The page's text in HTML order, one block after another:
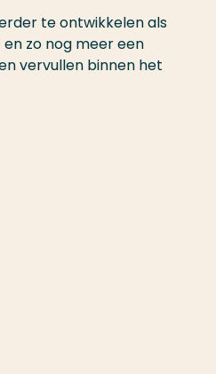
te ontwikkelen als
zo nog meer een
vervullen binnen het